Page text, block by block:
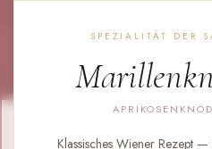
SPEZIALITÄT DER
Klassisches Wiener Rezept